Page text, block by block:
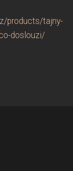
products/tajny-
doslouzi/